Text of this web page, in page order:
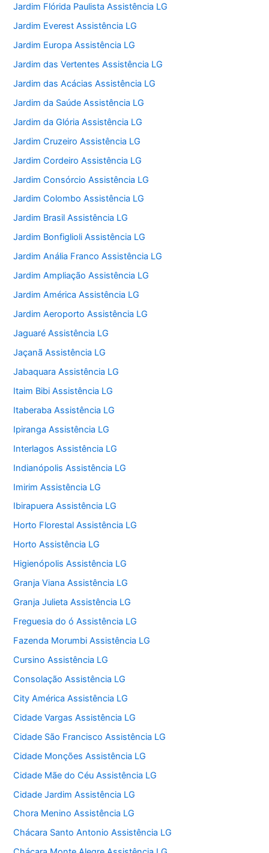
Jardim Flórida Paulista Assistência LG
Jardim Everest Assistência LG
Jardim Europa Assistência LG
Jardim das Vertentes Assistência LG
Jardim das Acácias Assistência LG
Jardim da Saúde Assistência LG
Jardim da Glória Assistência LG
Jardim Cruzeiro Assistência LG
Jardim Cordeiro Assistência LG
Jardim Consórcio Assistência LG
Jardim Colombo Assistência LG
Jardim Brasil Assistência LG
Jardim Bonfiglioli Assistência LG
Jardim Anália Franco Assistência LG
Jardim Ampliação Assistência LG
Jardim América Assistência LG
Jardim Aeroporto Assistência LG
Jaguaré Assistência LG
Jaçanã Assistência LG
Jabaquara Assistência LG
Itaim Bibi Assistência LG
Itaberaba Assistência LG
Ipiranga Assistência LG
Interlagos Assistência LG
Indianópolis Assistência LG
Imirim Assistência LG
Ibirapuera Assistência LG
Horto Florestal Assistência LG
Horto Assistência LG
Higienópolis Assistência LG
Granja Viana Assistência LG
Granja Julieta Assistência LG
Freguesia do ó Assistência LG
Fazenda Morumbi Assistência LG
Cursino Assistência LG
Consolação Assistência LG
City América Assistência LG
Cidade Vargas Assistência LG
Cidade São Francisco Assistência LG
Cidade Monções Assistência LG
Cidade Mãe do Céu Assistência LG
Cidade Jardim Assistência LG
Chora Menino Assistência LG
Chácara Santo Antonio Assistência LG